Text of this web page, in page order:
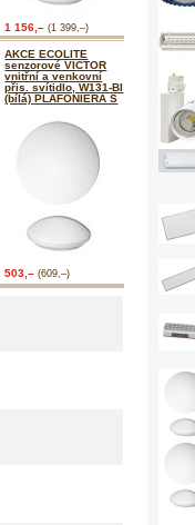
1 156,– (1 399,–)
AKCE ECOLITE
senzorové VICTOR
vnitřní a venkovní
přis. svítidlo, W131-BI
(bílá) PLAFONIERA S
503,– (609,–)